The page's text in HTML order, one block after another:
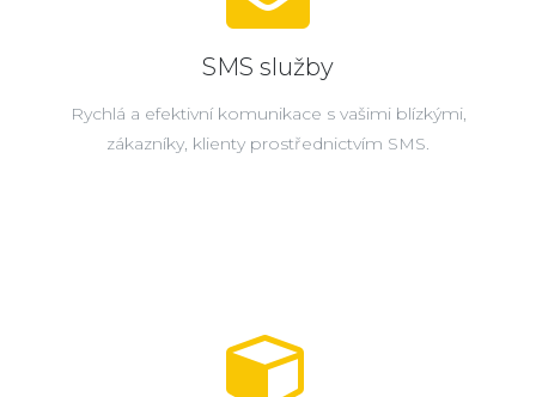
SMS služby
Rychlá a efektivní komunikace s vašimi blízkými,
zákazníky, klienty prostřednictvím SMS.